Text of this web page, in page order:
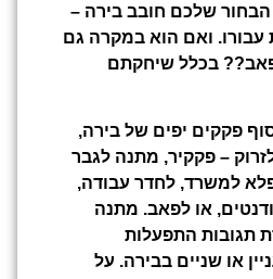
שלכם חובב בירה –
ואם הוא במקרה גם
פאב?? בכלל שיחקתם
פקקים יפים של בירה,
– פקקיר, מתנה לגבר
למשרד, לחדר עבודה,
או לפאב. מתנה
תגובות התפעלות
או שניים בבירה. על